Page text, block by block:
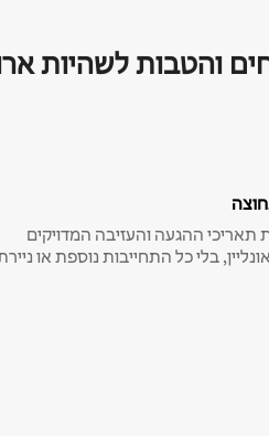
והטבות לשהיות
תאריכי ההגעה והעזיבה המדויקים
בלי כל התחייבות נוספת או